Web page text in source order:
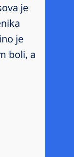
je
je
boli, a